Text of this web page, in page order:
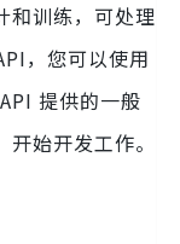
和训练，可处理
，您可以使用
提供的一般
始开发工作。